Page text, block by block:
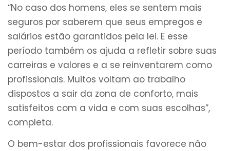
“No caso dos homens, eles se sentem mais
seguros por saberem que seus empregos e
salários estão garantidos pela lei. E esse
período também os ajuda a refletir sobre suas
carreiras e valores e a se reinventarem como
profissionais. Muitos voltam ao trabalho
dispostos a sair da zona de conforto, mais
satisfeitos com a vida e com suas escolhas”,
completa.
O bem-estar dos profissionais favorece não